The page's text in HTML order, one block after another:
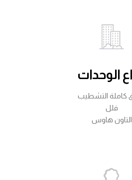
الوحدات
التشطيب
فلل
التاون هاوس